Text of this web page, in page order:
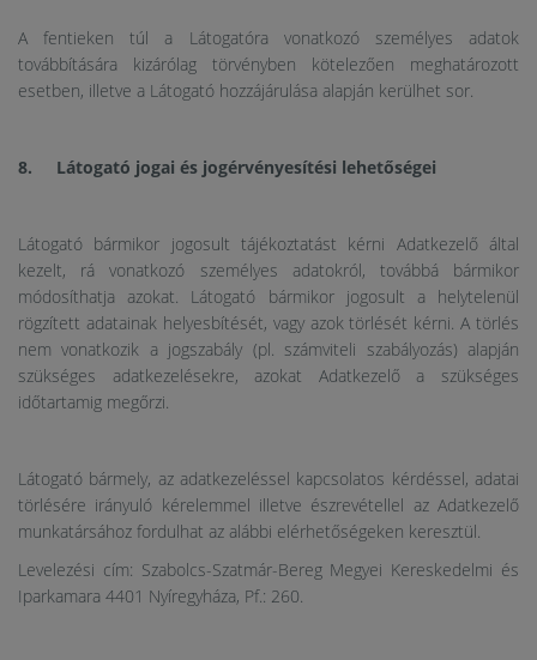
A fentieken túl a Látogatóra vonatkozó személyes adatok
továbbítására kizárólag törvényben kötelezően meghatározott
esetben, illetve a Látogató hozzájárulása alapján kerülhet sor.
8. Látogató jogai és jogérvényesítési lehetőségei
Látogató bármikor jogosult tájékoztatást kérni Adatkezelő által
kezelt, rá vonatkozó személyes adatokról, továbbá bármikor
módosíthatja azokat. Látogató bármikor jogosult a helytelenül
rögzített adatainak helyesbítését, vagy azok törlését kérni. A törlés
nem vonatkozik a jogszabály (pl. számviteli szabályozás) alapján
szükséges adatkezelésekre, azokat Adatkezelő a szükséges
időtartamig megőrzi.
Látogató bármely, az adatkezeléssel kapcsolatos kérdéssel, adatai
törlésére irányuló kérelemmel illetve észrevétellel az Adatkezelő
munkatársához fordulhat az alábbi elérhetőségeken keresztül.
Levelezési cím: Szabolcs-Szatmár-Bereg Megyei Kereskedelmi és
Iparkamara 4401 Nyíregyháza, Pf.: 260.